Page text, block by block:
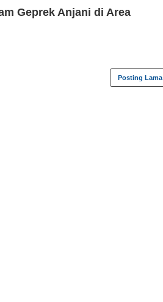
Geprek Anjani di Area
Posting Lama